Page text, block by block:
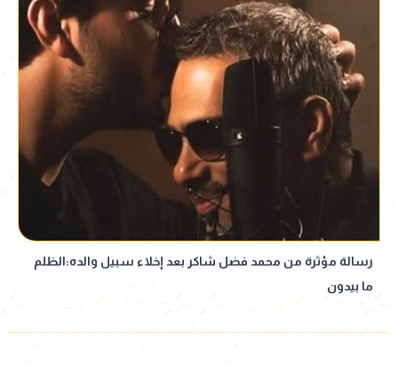
رسالة مؤثرة من محمد فضل شاكر بعد إخلاء سبيل والده:الظلم
ما بيدون